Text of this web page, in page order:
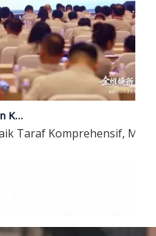
Sidang Kemuncak Perniagaan Kumpulan JP 2026 & Pelancaran Produk Baharu Berjaya Berjaya | Peningkatan Komprehensif, Memimpin Masa Depan dengan Kepintaran
Taraf Komprehensif,